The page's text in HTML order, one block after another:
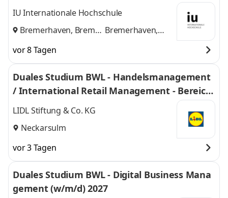
H
IU Internationale Hochschule
Bremerhaven, Bremen Bremerhaven,
vor 8 Tagen
Duales Studium BWL - Handelsmanagement
/ International Retail Management - Bereich
Einkauf 2027
LIDL Stiftung & Co. KG
Neckarsulm
vor 3 Tagen
Duales Studium BWL - Digital Business Mana
gement (w/m/d) 2027